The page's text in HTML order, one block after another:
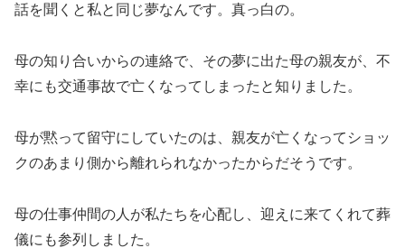
話を聞くと私と同じ夢なんです。真っ白の。
母の知り合いからの連絡で、その夢に出た母の親友が、不
幸にも交通事故で亡くなってしまったと知りました。
母が黙って留守にしていたのは、親友が亡くなってショッ
クのあまり側から離れられなかったからだそうです。
母の仕事仲間の人が私たちを心配し、迎えに来てくれて葬
儀にも参列しました。